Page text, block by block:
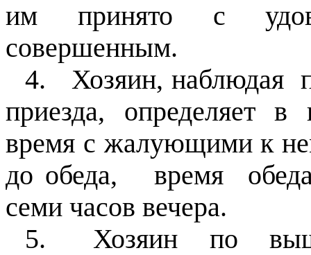
им принято с
совершенным.
4.
Хозяин, наблюдая
приезда, определяет
время с жалующими к
до обеда,
время
семи часов вечера.
5.
Хозяин по